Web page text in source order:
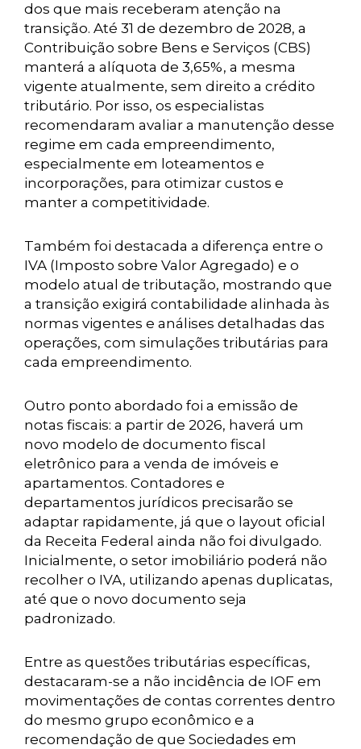
dos que mais receberam atenção na
transição. Até 31 de dezembro de 2028, a
Contribuição sobre Bens e Serviços (CBS)
manterá a alíquota de 3,65%, a mesma
vigente atualmente, sem direito a crédito
tributário. Por isso, os especialistas
recomendaram avaliar a manutenção desse
regime em cada empreendimento,
especialmente em loteamentos e
incorporações, para otimizar custos e
manter a competitividade.
Também foi destacada a diferença entre o
IVA (Imposto sobre Valor Agregado) e o
modelo atual de tributação, mostrando que
a transição exigirá contabilidade alinhada às
normas vigentes e análises detalhadas das
operações, com simulações tributárias para
cada empreendimento.
Outro ponto abordado foi a emissão de
notas fiscais: a partir de 2026, haverá um
novo modelo de documento fiscal
eletrônico para a venda de imóveis e
apartamentos. Contadores e
departamentos jurídicos precisarão se
adaptar rapidamente, já que o layout oficial
da Receita Federal ainda não foi divulgado.
Inicialmente, o setor imobiliário poderá não
recolher o IVA, utilizando apenas duplicatas,
até que o novo documento seja
padronizado.
Entre as questões tributárias específicas,
destacaram-se a não incidência de IOF em
movimentações de contas correntes dentro
do mesmo grupo econômico e a
recomendação de que Sociedades em